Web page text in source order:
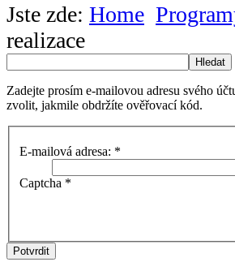
Jste zde: Home
realizace
Hledat
Zadejte prosím e-mailovou adresu svého
zvolit, jakmile obdržíte ověřovací kód.
E-mailová adresa: *
Captcha *
Potvrdit